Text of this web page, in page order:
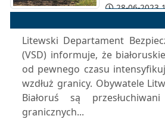
28-06-2023
Litewski Departament
(VSD) informuje, że
od pewnego czasu
wzdłuż granicy. Obywatele
Białoruś są
granicznych...